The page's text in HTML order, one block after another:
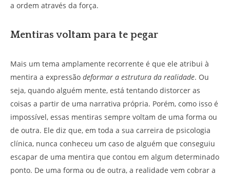
a ordem através da força.
Mentiras voltam para te pegar
Mais um tema amplamente recorrente é que ele atribui à
mentira a expressão deformar a estrutura da realidade. Ou
seja, quando alguém mente, está tentando distorcer as
coisas a partir de uma narrativa própria. Porém, como isso é
impossível, essas mentiras sempre voltam de uma forma ou
de outra. Ele diz que, em toda a sua carreira de psicologia
clínica, nunca conheceu um caso de alguém que conseguiu
escapar de uma mentira que contou em algum determinado
ponto. De uma forma ou de outra, a realidade vem cobrar a